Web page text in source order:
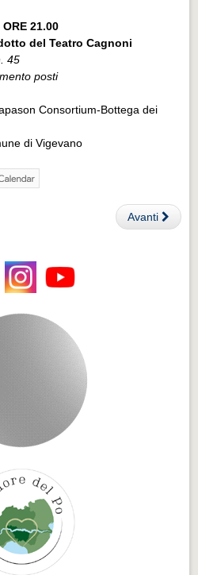
21.00
del Teatro Cagnoni
45
posti
Consortium-Bottega dei
di Vigevano
Avanti